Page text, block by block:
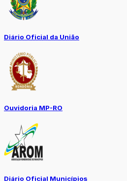
Diário Oficial da União
Ouvidoria MP-RO
Diário Oficial Municípios